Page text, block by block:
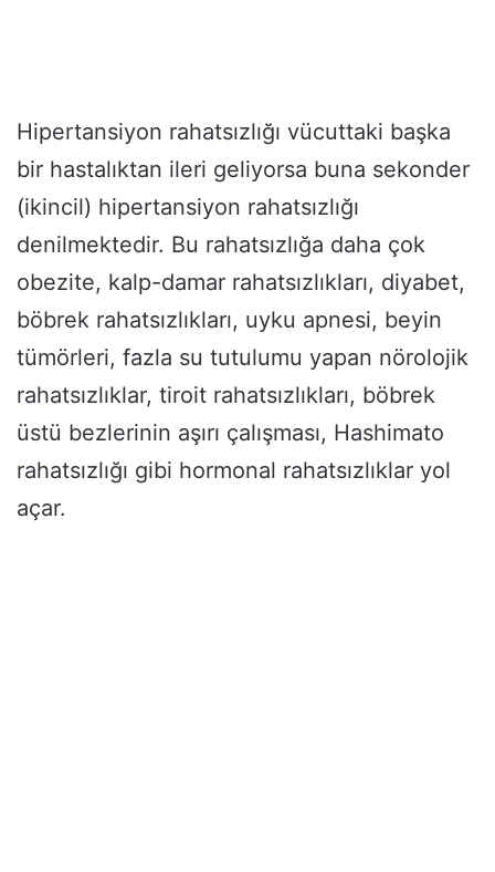
Hipertansiyon rahatsızlığı vücuttaki başka
bir hastalıktan ileri geliyorsa buna sekonder
(ikincil) hipertansiyon rahatsızlığı
denilmektedir. Bu rahatsızlığa daha çok
obezite, kalp-damar rahatsızlıkları, diyabet,
böbrek rahatsızlıkları, uyku apnesi, beyin
tümörleri, fazla su tutulumu yapan nörolojik
rahatsızlıklar, tiroit rahatsızlıkları, böbrek
üstü bezlerinin aşırı çalışması, Hashimato
rahatsızlığı gibi hormonal rahatsızlıklar yol
açar.